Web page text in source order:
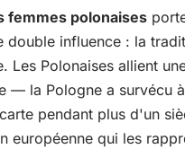
femmes polonaises
double influence : la
Les Polonaises allient
— la Pologne a survécu
pendant plus d'un
européenne qui les